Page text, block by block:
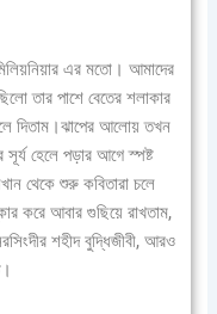
এর মতো। আমাদের
তার পাশে বেতের শলাকার
দিতাম।ঝাপের আলোয় তখন
হেলে পড়ার আগে স্পষ্ট
থেকে শুরু কবিতারা চলে
করে আবার গুছিয়ে রাখতাম,
শহীদ বুদ্ধিজীবী, আরও